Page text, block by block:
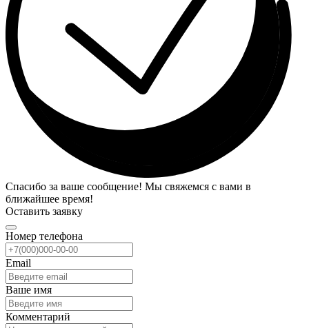
Спасибо за ваше сообщение! Мы свяжемся с вами в
ближайшее время!
Оставить заявку
Номер телефона
Email
Ваше имя
Комментарий